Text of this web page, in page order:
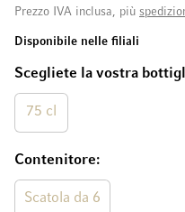
Scegliete la vostra
75 cl
Contenitore
Scatola da 6
Prezzo IVA inclusa, più
Disponibile nelle filiali